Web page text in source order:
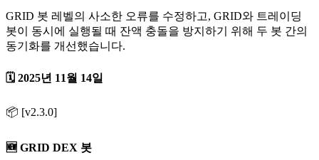
GRID 봇 레벨의 사소한 오류를 수정하고, GRID와 트레이딩
봇이 동시에 실행될 때 잔액 충돌을 방지하기 위해 두 봇 간의
동기화를 개선했습니다.
🗓️ 2025년 11월 14일
📦 [v2.3.0]
🆕 GRID DEX 봇